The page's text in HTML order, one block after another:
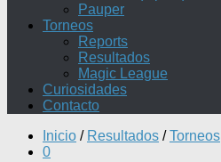
Pauper
Torneos
Reports
Resultados
Magic League
Curiosidades
Contacto
Inicio / Resultados / Torneos
0